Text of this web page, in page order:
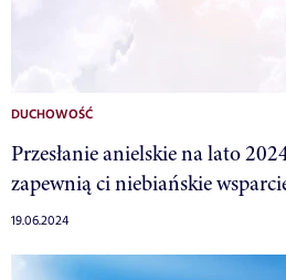
DUCHOWOŚĆ
Przesłanie anielskie na lato
zapewnią ci niebiańskie
19.06.2024